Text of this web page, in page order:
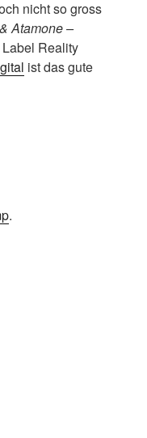
nicht so gross
Atamone –
Reality
ist das gute
.